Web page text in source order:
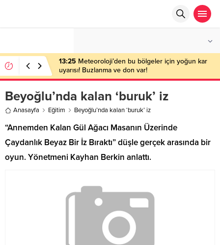
13:25 Meteoroloji’den bu bölgeler için yoğun kar
uyarısı! Buzlanma ve don var!
Beyoğlu’nda kalan ‘buruk’ iz
Anasayfa Eğitim Beyoğlu’nda kalan ‘buruk’ iz
“Annemden Kalan Gül Ağacı Masanın Üzerinde
Çaydanlık Beyaz Bir İz Bıraktı” düşle gerçek arasında bir
oyun. Yönetmeni Kayhan Berkin anlattı.